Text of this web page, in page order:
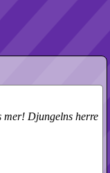
mer! Djungelns herre